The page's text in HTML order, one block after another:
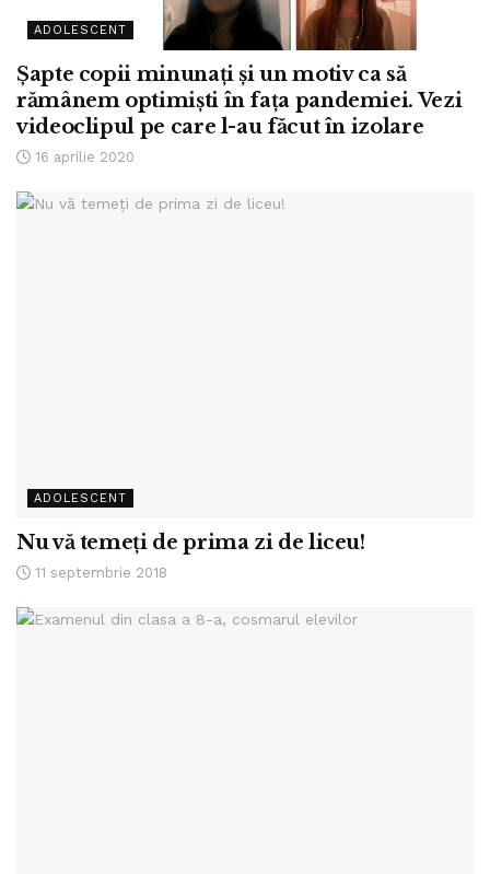
ADOLESCENT
Șapte copii minunați și un motiv ca să
rămânem optimiști în fața pandemiei. Vezi
videoclipul pe care l-au făcut în izolare
16 aprilie 2020
ADOLESCENT
Nu vă temeţi de prima zi de liceu!
11 septembrie 2018